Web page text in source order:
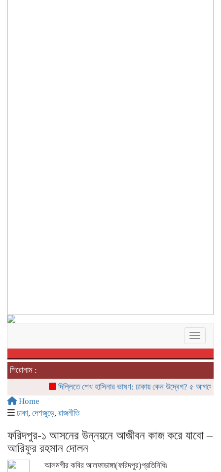
শিরোনাম :
দিল্লিতে শেখ হাসিনার ভাষণ: ঢাকায় কেন উদ্বেগ? ৫ আগস্টের
Home
ঢাকা, দেশজুড়ে, রাজনীতি
ফরিদপুর-১ আসনের উন্নয়নে আজীবন কাজ করে যাবো –
আরিফুর রহমান দোলন
আলমগীর কবির আলফাডাঙ্গা(ফরিদপুর)প্রতিনিধিঃ